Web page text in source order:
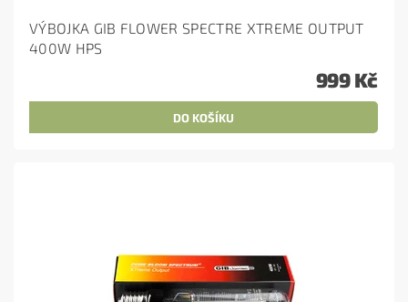
VÝBOJKA GIB FLOWER SPECTRE XTREME OUTPUT
400W HPS
999 Kč